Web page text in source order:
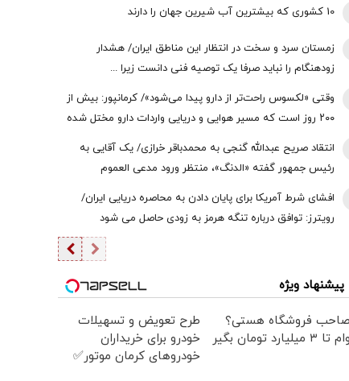
10 کشوری که بیشترین آب شیرین جهان را دارند
زمستان سرد و سخت در انتظار این مناطق ایران/ هشدار
زودهنگام را نباید صرفا یک توصیه فنی دانست زیرا ...
وقتی «لکسوس راحت‌تر از دارو پیدا می‌شود»/ کرمانپور: بیش از
۲۰۰ روز است که مسیر هوایی و دریایی واردات دارو مختل شده
است / نخستین قربانی هر جنگ، سلامت مردم است
انتقاد صریح عبدالله گنجی به محمدباقر خرازی/ یک آقایی به
رئیس جمهور گفته «الدنگ»، منتظر ورود مدعی العموم
قوه قضائیه ورود نمی‌کند؟
افشای شرط آمریکا برای پایان دادن به محاصره دریایی ایران/
رویترز: توافق درباره تنگه هرمز به زودی حاصل می شود
پیشنهاد ویژه
صاحب فروشگاه هستی؟
وام تا ۳ میلیارد تومان بگیر
طرح تعویض و تسهیلات
خودرو برای خریداران
خودروهای کرمان موتور✅